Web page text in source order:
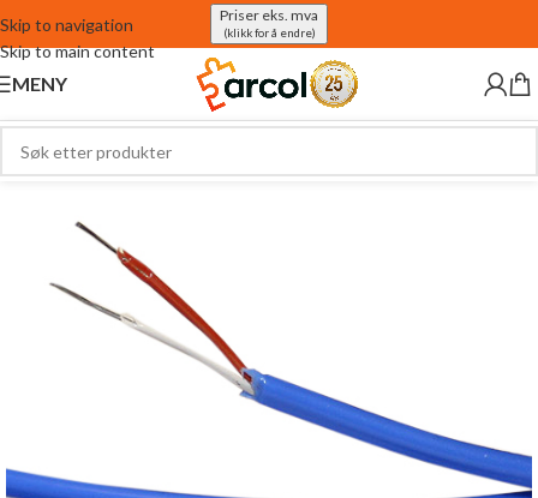
Skip to navigation
Skip to main content
Priser eks. mva
(klikk for å endre)
MENY